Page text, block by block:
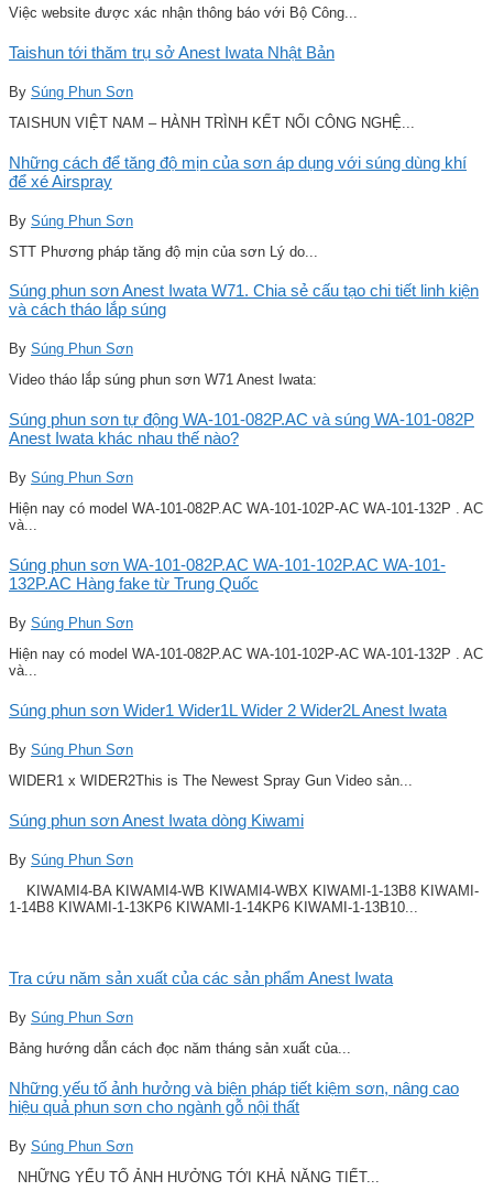
Việc website được xác nhận thông báo với Bộ Công...
Taishun tới thăm trụ sở Anest Iwata Nhật Bản
By Súng Phun Sơn
TAISHUN VIỆT NAM – HÀNH TRÌNH KẾT NỐI CÔNG NGHỆ...
Những cách để tăng độ mịn của sơn áp dụng với súng dùng khí
để xé Airspray
By Súng Phun Sơn
STT Phương pháp tăng độ mịn của sơn Lý do...
Súng phun sơn Anest Iwata W71. Chia sẻ cấu tạo chi tiết linh kiện
và cách tháo lắp súng
By Súng Phun Sơn
Video tháo lắp súng phun sơn W71 Anest Iwata:
Súng phun sơn tự động WA-101-082P.AC và súng WA-101-082P
Anest Iwata khác nhau thế nào?
By Súng Phun Sơn
Hiện nay có model WA-101-082P.AC WA-101-102P-AC WA-101-132P . AC
và...
Súng phun sơn WA-101-082P.AC WA-101-102P.AC WA-101-
132P.AC Hàng fake từ Trung Quốc
By Súng Phun Sơn
Hiện nay có model WA-101-082P.AC WA-101-102P-AC WA-101-132P . AC
và...
Súng phun sơn Wider1 Wider1L Wider 2 Wider2L Anest Iwata
By Súng Phun Sơn
WIDER1 x WIDER2This is The Newest Spray Gun Video sản...
Súng phun sơn Anest Iwata dòng Kiwami
By Súng Phun Sơn
KIWAMI4-BA KIWAMI4-WB KIWAMI4-WBX KIWAMI-1-13B8 KIWAMI-
1-14B8 KIWAMI-1-13KP6 KIWAMI-1-14KP6 KIWAMI-1-13B10...
Tra cứu năm sản xuất của các sản phẩm Anest Iwata
By Súng Phun Sơn
Bảng hướng dẫn cách đọc năm tháng sản xuất của...
Những yếu tố ảnh hưởng và biện pháp tiết kiệm sơn, nâng cao
hiệu quả phun sơn cho ngành gỗ nội thất
By Súng Phun Sơn
NHỮNG YẾU TỐ ẢNH HƯỞNG TỚI KHẢ NĂNG TIẾT...